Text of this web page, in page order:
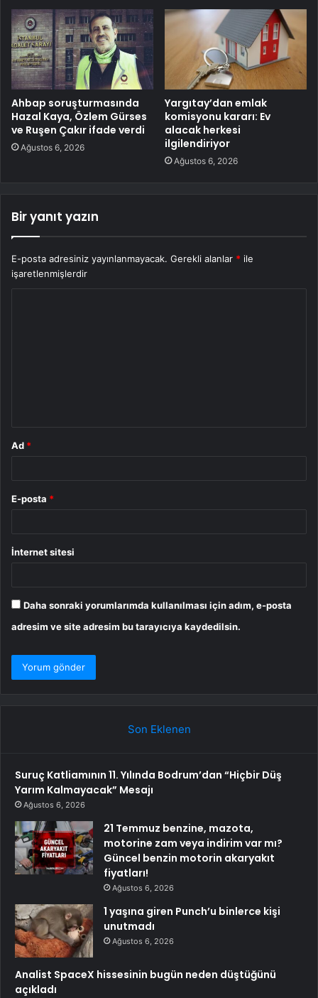
Ahbap soruşturmasında
Hazal Kaya, Özlem Gürses
ve Ruşen Çakır ifade verdi
Ağustos 6, 2026
Yargıtay’dan emlak
komisyonu kararı: Ev
alacak herkesi
ilgilendiriyor
Ağustos 6, 2026
Bir yanıt yazın
E-posta adresiniz yayınlanmayacak. Gerekli alanlar * ile
işaretlenmişlerdir
Ad *
E-posta *
İnternet sitesi
Daha sonraki yorumlarımda kullanılması için adım, e-posta
adresim ve site adresim bu tarayıcıya kaydedilsin.
Son Eklenen
Suruç Katliamının 11. Yılında Bodrum’dan “Hiçbir Düş
Yarım Kalmayacak” Mesajı
Ağustos 6, 2026
21 Temmuz benzine, mazota,
motorine zam veya indirim var mı?
Güncel benzin motorin akaryakıt
fiyatları!
Ağustos 6, 2026
1 yaşına giren Punch’u binlerce kişi
unutmadı
Ağustos 6, 2026
Analist SpaceX hissesinin bugün neden düştüğünü
açıkladı